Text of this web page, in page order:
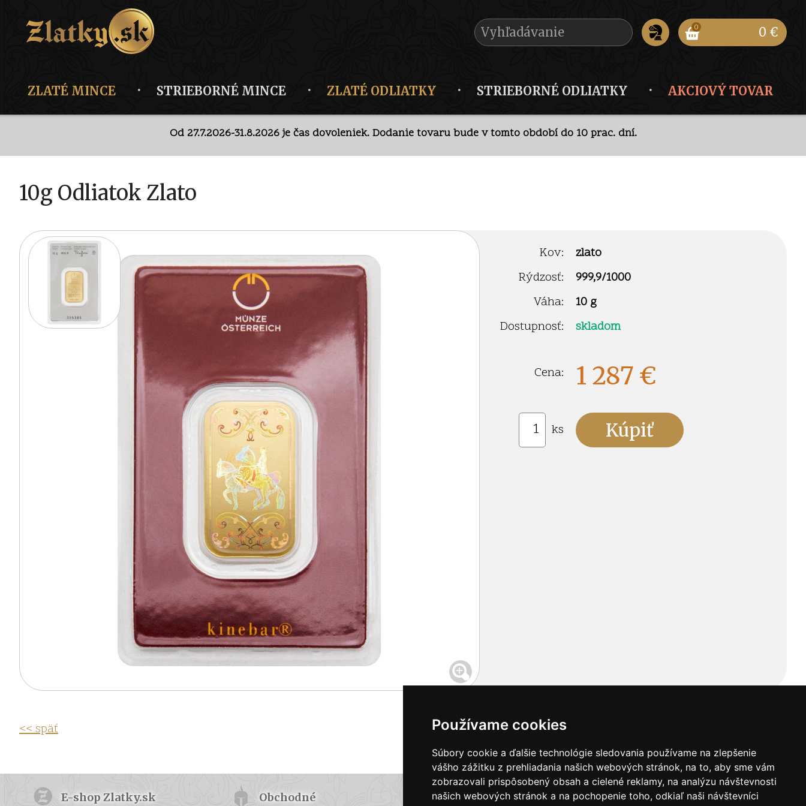
Používame cookies
Súbory cookie a ďalšie technológie sledovania používame na zlepšenie
vášho zážitku z prehliadania našich webových stránok, na to, aby sme vám
zobrazovali prispôsobený obsah a cielené reklamy, na analýzu návštevnosti
našich webových stránok a na pochopenie toho, odkiaľ naši návštevníci
0 0 €
ZLATÉ MINCE STRIEBORNÉ MINCE ZLATÉ ODLIATKY STRIEBORNÉ ODLIATKY
AKCIOVÝ TOVAR
Od 27.7.2026-31.8.2026 je čas dovoleniek. Dodanie tovaru bude v tomto období do 10 prac. dní.
Diskrétny predaj v kamennej predajni po
10g Odliatok Zlato
Kov:
zlato
Rýdzosť:
999,9/1000
Váha:
10 g
Dostupnosť:
skladom
Cena: 1 287 €
ks
<< späť
E-shop Zlatky.sk Obchodné Doprava a platba Kontaktné